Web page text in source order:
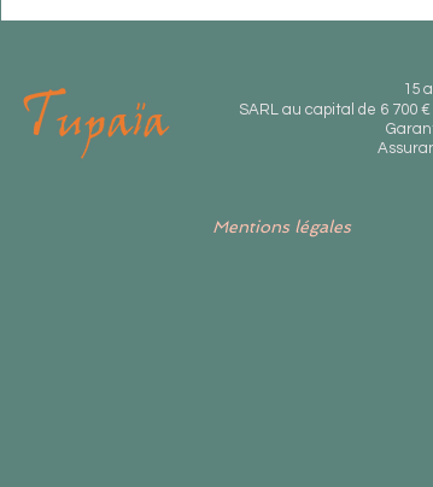
15
SARL au capital de 6 700
Mentions légales